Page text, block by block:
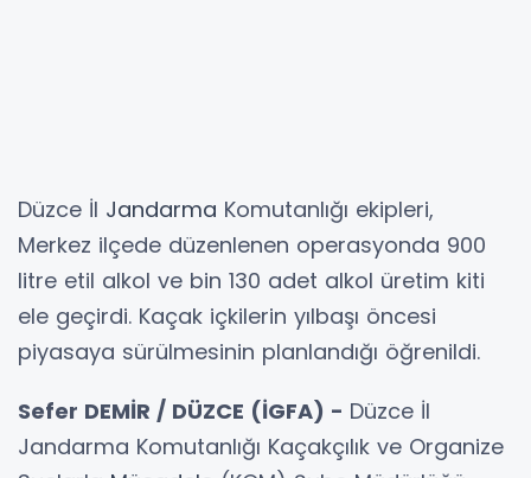
Düzce İl Jandarma Komutanlığı ekipleri,
Merkez ilçede düzenlenen operasyonda 900
litre etil alkol ve bin 130 adet alkol üretim kiti
ele geçirdi. Kaçak içkilerin yılbaşı öncesi
piyasaya sürülmesinin planlandığı öğrenildi.
Sefer DEMİR / DÜZCE (İGFA) - Düzce İl
Jandarma Komutanlığı Kaçakçılık ve Organize